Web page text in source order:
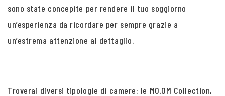
sono state concepite per rendere il tuo soggiorno
un’esperienza da ricordare per sempre grazie a
un’estrema attenzione al dettaglio.
Troverai diversi tipologie di camere: le MO.OM Collection,